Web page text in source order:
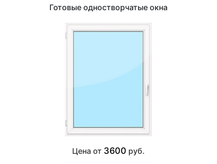
Готовые одностворчатые окна
Цена от 3600 руб.